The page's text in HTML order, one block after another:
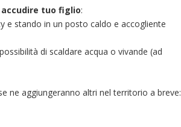
tuo figlio:
e stando in un posto caldo e accogliente
di scaldare acqua o vivande (ad
ne aggiungeranno altri nel territorio a breve: